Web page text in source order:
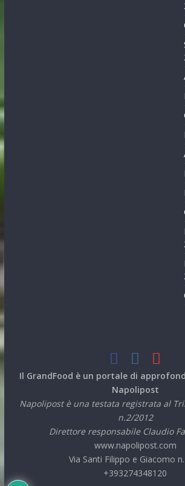
Il GrandFood è un portale di
Napolipost
Napolipost è una testata registrata al
n.2/2012
Direttore responsabile Claudio
www.napolipost.com
Via Santi Filippo e Giacomo
+393274348120